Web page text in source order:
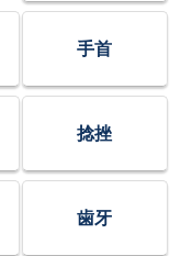
手首
捻挫
歯牙